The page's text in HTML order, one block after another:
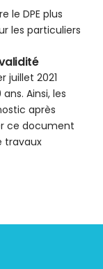
le DPE plus
les particuliers
juillet 2021
Ainsi, les
après
ce document
travaux